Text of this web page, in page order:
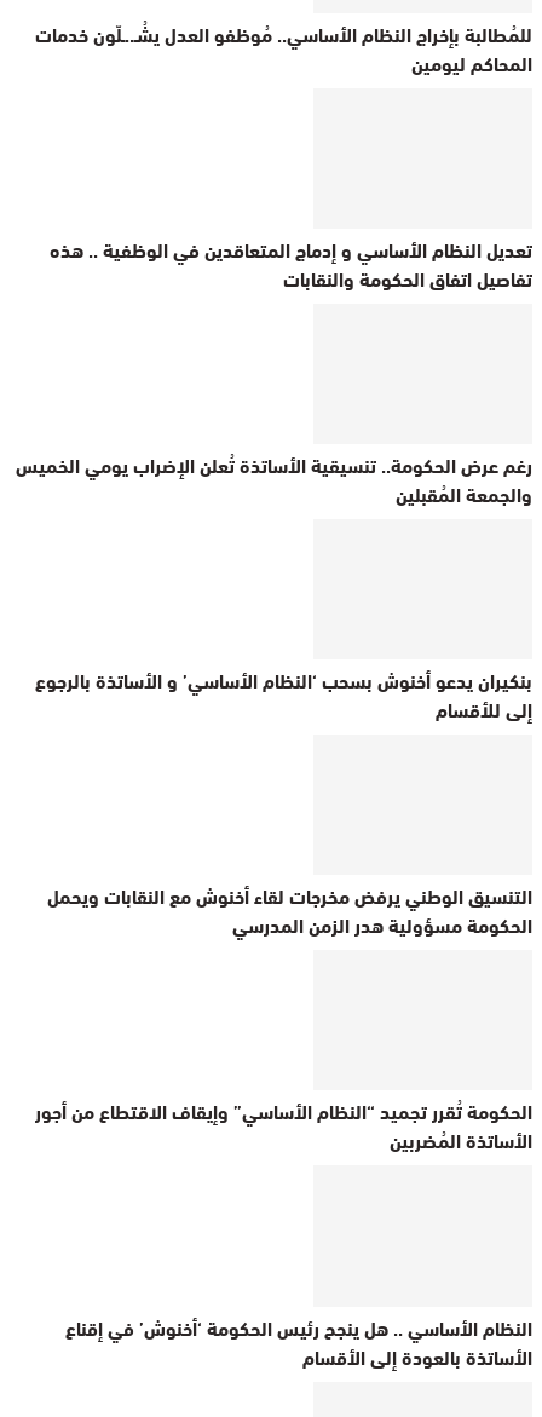
للمُطالبة بإخراج النظام الأساسي.. مُوظفو العدل يشُـ..ـلّون خدمات
المحاكم ليومين
تعديل النظام الأساسي و إدماج المتعاقدين في الوظفية .. هذه
تفاصيل اتفاق الحكومة والنقابات
رغم عرض الحكومة.. تنسيقية الأساتذة تُعلن الإضراب يومي الخميس
والجمعة المُقبلين
بنكيران يدعو أخنوش بسحب ‘النظام الأساسي’ و الأساتذة بالرجوع
إلى للأقسام
التنسيق الوطني يرفض مخرجات لقاء أخنوش مع النقابات ويحمل
الحكومة مسؤولية هدر الزمن المدرسي
الحكومة تُقرر تجميد “النظام الأساسي” وإيقاف الاقتطاع من أجور
الأساتذة المُضربين
النظام الأساسي .. هل ينجح رئيس الحكومة ‘أخنوش’ في إقناع
الأساتذة بالعودة إلى الأقسام